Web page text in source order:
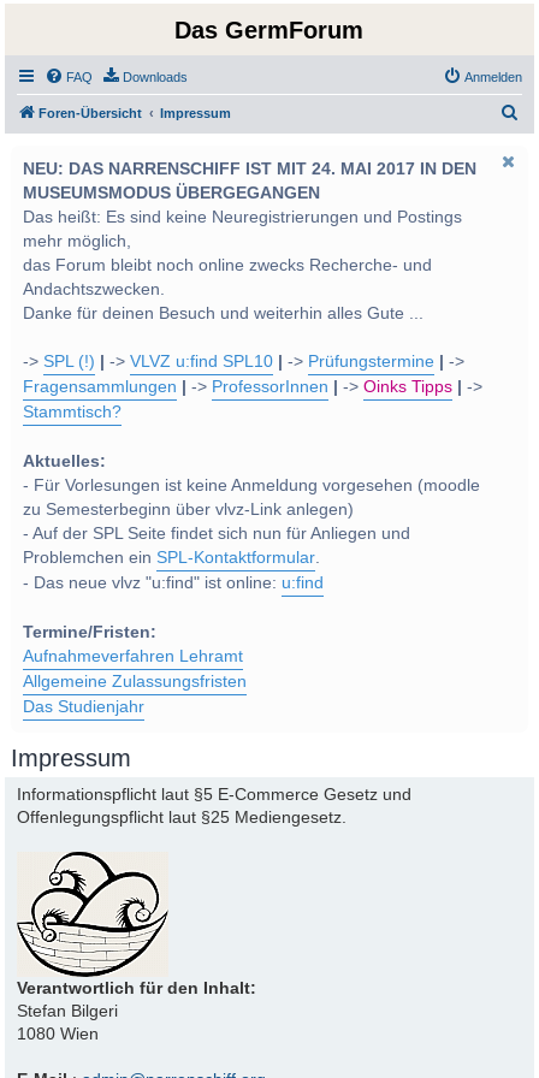
Das GermForum
FAQ Downloads Anmelden
Foren-Übersicht Impressum
NEU: DAS NARRENSCHIFF IST MIT 24. MAI 2017 IN DEN
MUSEUMSMODUS ÜBERGEGANGEN
Das heißt: Es sind keine Neuregistrierungen und Postings
mehr möglich,
das Forum bleibt noch online zwecks Recherche- und
Andachtszwecken.
Danke für deinen Besuch und weiterhin alles Gute ...
->SPL (!) ->VLVZ u:find SPL10 -> Prüfungstermine
->
Fragensammlungen
-> ProfessorInnen ->Oinks Tipps
->
Stammtisch?
Aktuelles:
- Für Vorlesungen ist keine Anmeldung vorgesehen (moodle
zu Semesterbeginn über vlvz-Link anlegen)
- Auf der SPL Seite findet sich nun für Anliegen und
Problemchen einSPL-Kontaktformular.
- Das neue vlvz "u:find" ist online: u:find
Termine/Fristen:
Aufnahmeverfahren Lehramt
Allgemeine Zulassungsfristen
Das Studienjahr
Impressum
Informationspflicht laut §5 E-Commerce Gesetz und
Offenlegungspflicht laut §25 Mediengesetz.
Verantwortlich für den Inhalt:
Stefan Bilgeri
1080 Wien